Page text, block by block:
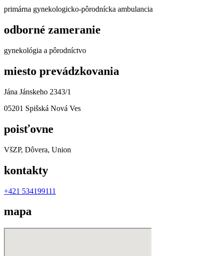
primárna gynekologicko-pôrodnícka ambulancia
odborné zameranie
gynekológia a pôrodníctvo
miesto prevádzkovania
Jána Jánskeho 2343/1
05201 Spišská Nová Ves
poisťovne
VšZP, Dôvera, Union
kontakty
+421 534199111
mapa